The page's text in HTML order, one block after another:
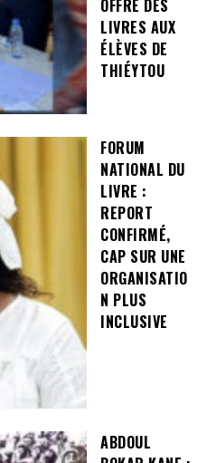
OFFRE DES
LIVRES AUX
ÉLÈVES DE
THIÉYTOU
FORUM
NATIONAL DU
LIVRE :
REPORT
CONFIRMÉ,
CAP SUR UNE
ORGANISATIO
N PLUS
INCLUSIVE
ABDOUL